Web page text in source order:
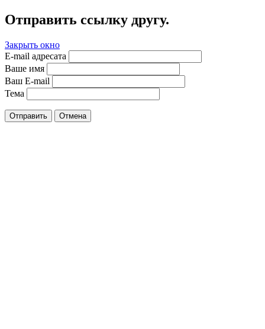
Отправить ссылку другу.
Закрыть окно
E-mail адресата
Ваше имя
Ваш E-mail
Тема
Отправить Отмена